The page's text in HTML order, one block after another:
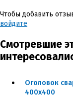
Чтобы добавить
войдите
Смотревшие
Оголовок
400x400